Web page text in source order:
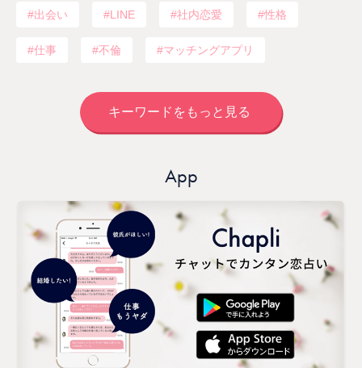
出会い LINE 社内恋愛 性格
仕事 不倫 マッチングアプリ
キーワードをもっと見る
App